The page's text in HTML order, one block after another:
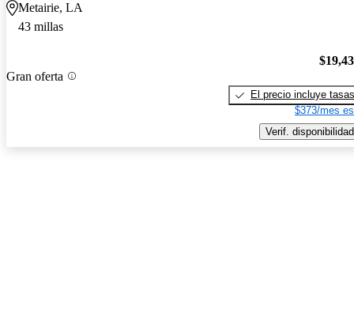
Metairie, LA
43 millas
Gran oferta
El precio incluye tasas
$373/mes
Verif. disponibilidad